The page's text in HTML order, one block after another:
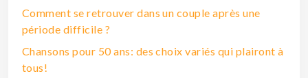
Comment se retrouver dans un couple après une
période difficile ?
Chansons pour 50 ans: des choix variés qui plairont à
tous!